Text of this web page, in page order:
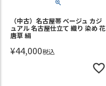
（中古）名古屋帯 ベージュ カジ
ュアル 名古屋仕立て 織り 染め 花
唐草 絹
¥44,000税込